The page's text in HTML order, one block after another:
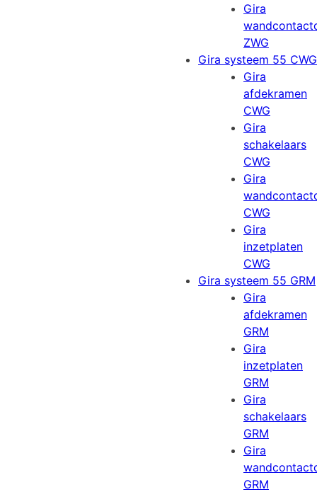
Gira
ZWG
Gira systeem 55 CWG
Gira
afdekramen
CWG
Gira
schakelaars
CWG
Gira
CWG
Gira
inzetplaten
CWG
Gira systeem 55 GRM
Gira
afdekramen
GRM
Gira
inzetplaten
GRM
Gira
schakelaars
GRM
Gira
GRM